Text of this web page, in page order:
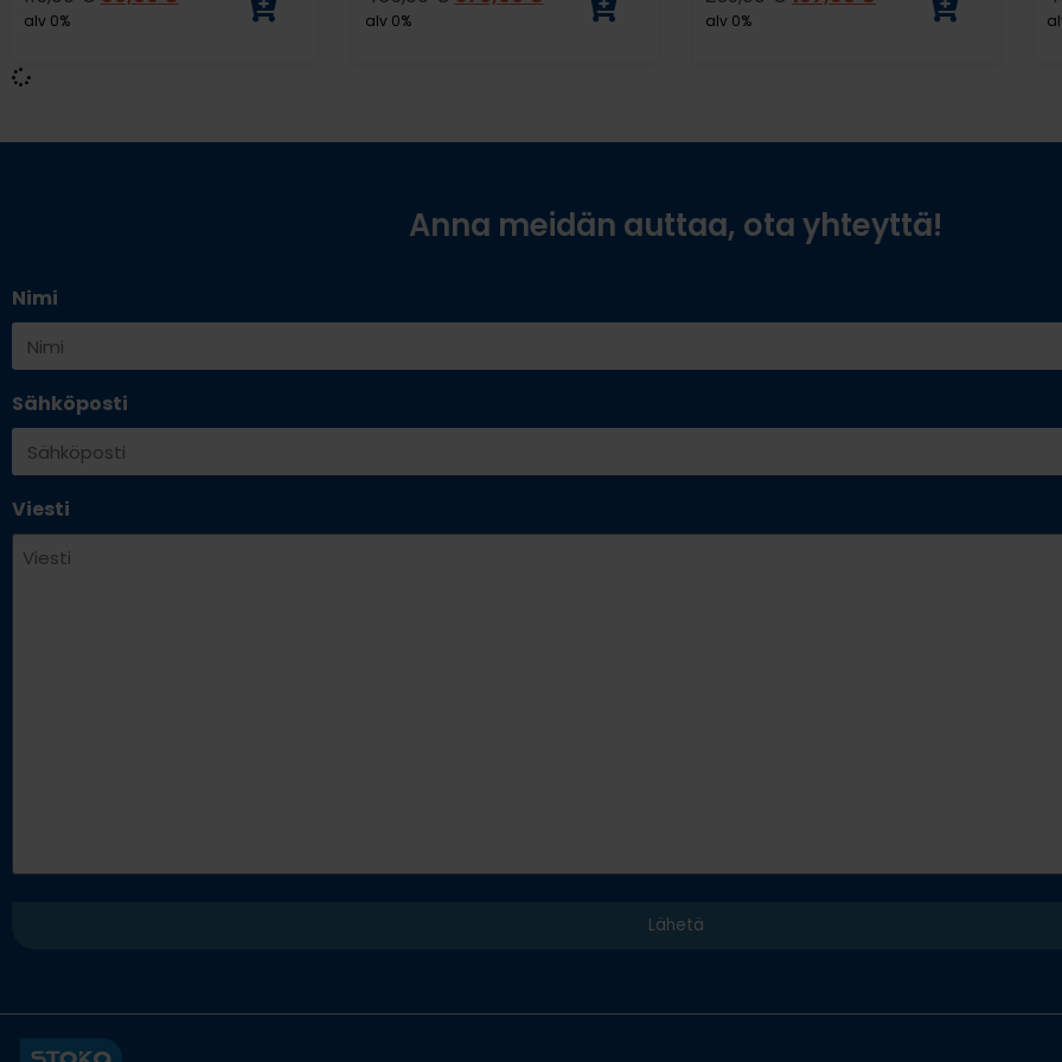
alv 0% alv 0% alv 0%
Anna meidän auttaa, ota yhteyttä!
Nimi
Sähköposti
Viesti